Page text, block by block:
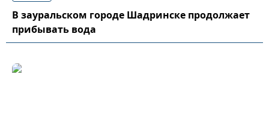
В зауральском городе Шадринске продолжает
прибывать вода